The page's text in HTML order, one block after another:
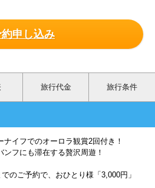
申し込み
旅行代金 旅行条件
イフでのオーロラ観賞2回付き！
フにも滞在する贅沢周遊！
のご予約で、おひとり様「3,000円」